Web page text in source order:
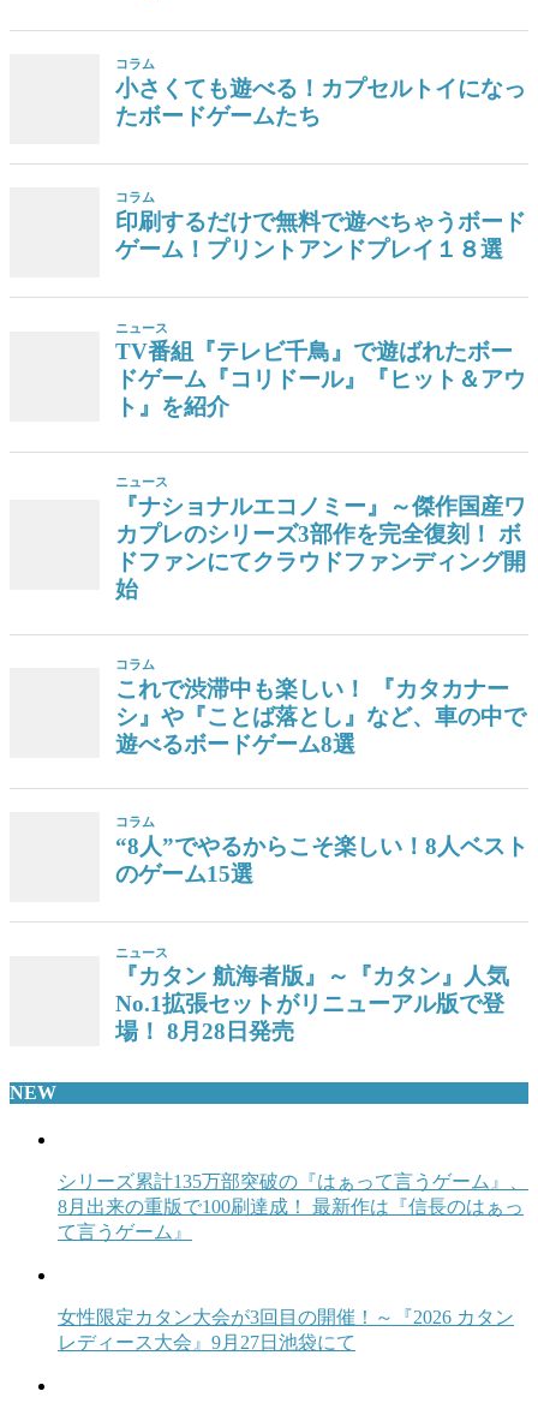
コラム
小さくても遊べる！カプセルトイになっ
たボードゲームたち
コラム
印刷するだけで無料で遊べちゃうボード
ゲーム！プリントアンドプレイ１８選
ニュース
TV番組『テレビ千鳥』で遊ばれたボー
ドゲーム『コリドール』『ヒット＆アウ
ト』を紹介
ニュース
『ナショナルエコノミー』～傑作国産ワ
カプレのシリーズ3部作を完全復刻！ ボ
ドファンにてクラウドファンディング開
始
コラム
これで渋滞中も楽しい！ 『カタカナー
シ』や『ことば落とし』など、車の中で
遊べるボードゲーム8選
コラム
“8人”でやるからこそ楽しい！8人ベスト
のゲーム15選
ニュース
『カタン 航海者版』～『カタン』人気
No.1拡張セットがリニューアル版で登
場！ 8月28日発売
NEW
シリーズ累計135万部突破の『はぁって言うゲーム』、
8月出来の重版で100刷達成！ 最新作は『信長のはぁっ
て言うゲーム』
女性限定カタン大会が3回目の開催！～『2026 カタン
レディース大会』9月27日池袋にて